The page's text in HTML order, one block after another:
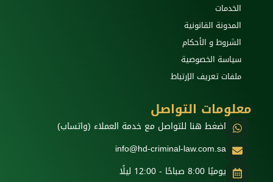
الخدمات
المدونة القانونية
الشروط و الأحكام
سياسة الخصوصية
ملفات تعريف الإرتباط
معلومات التواصل
اضغط هنا للتواصل مع خدمة العملاء (واتساب)
info@hd-criminal-law.com.sa
يوميًا 8:00 صباحًا - 12:00 ليلًا